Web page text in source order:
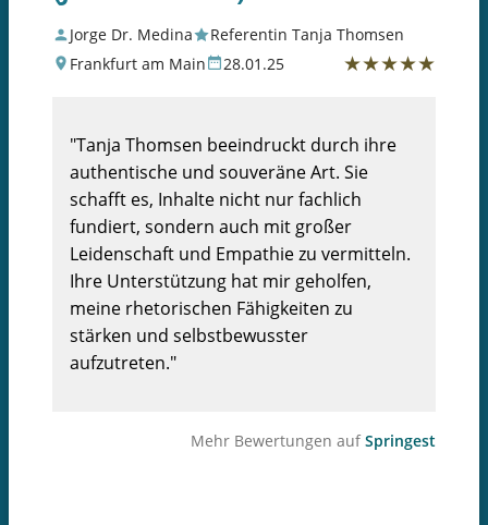
Jorge Dr. Medina
Referentin Tanja Thomsen
Frankfurt am Main
28.01.25 ★★★★★
"Tanja Thomsen beeindruckt durch ihre
authentische und souveräne Art. Sie
schafft es, Inhalte nicht nur fachlich
fundiert, sondern auch mit großer
Leidenschaft und Empathie zu vermitteln.
Ihre Unterstützung hat mir geholfen,
meine rhetorischen Fähigkeiten zu
stärken und selbstbewusster
aufzutreten."
Mehr Bewertungen aufSpringest